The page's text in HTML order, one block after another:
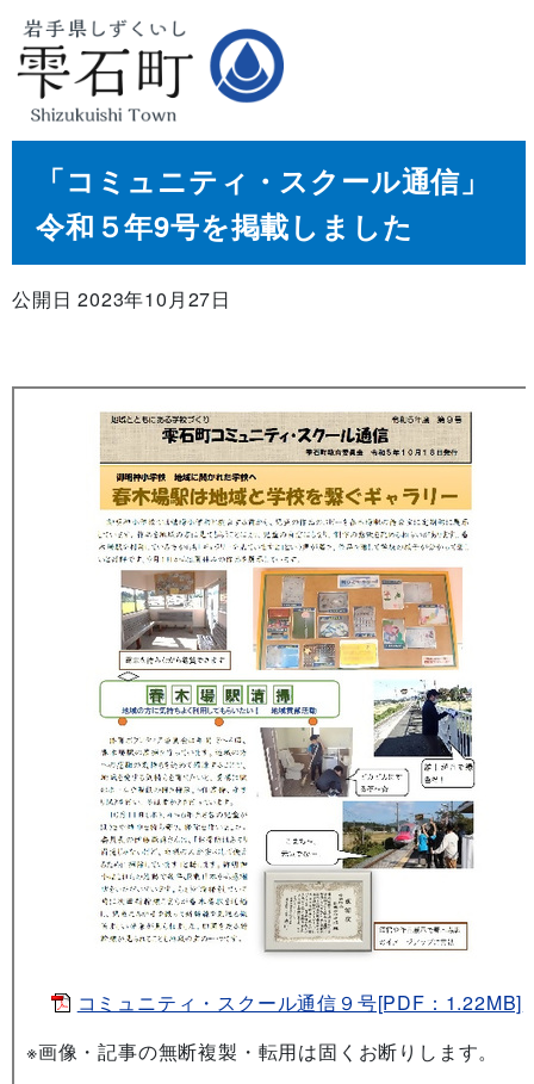
「コミュニティ・スクール通信」
令和５年9号を掲載しました
公開日 2023年10月27日
コミュニティ・スクール通信９号[PDF：1.22MB]
※画像・記事の無断複製・転用は固くお断りします。